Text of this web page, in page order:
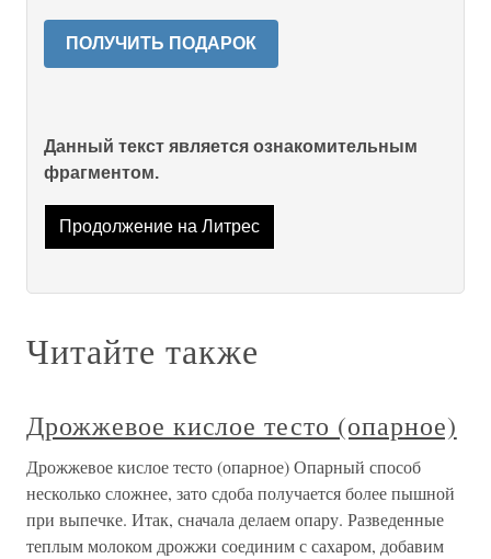
ПОЛУЧИТЬ ПОДАРОК
Данный текст является ознакомительным
фрагментом.
Продолжение на Литрес
Читайте также
Дрожжевое кислое тесто (опарное)
Дрожжевое кислое тесто (опарное) Опарный способ
несколько сложнее, зато сдоба получается более пышной
при выпечке. Итак, сначала делаем опару. Разведенные
теплым молоком дрожжи соединим с сахаром, добавим